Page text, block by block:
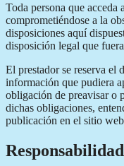
Toda persona que acceda
comprometiéndose a la
disposiciones aquí
disposición legal que
El prestador se reserva el
información que pudiera
obligación de preavisar o
dichas obligaciones,
publicación en el sitio
Responsabilidad